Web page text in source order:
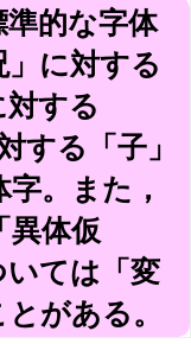
的な字体
に対する
対する
する「子」
。また，
異体仮
ては「変
がある。